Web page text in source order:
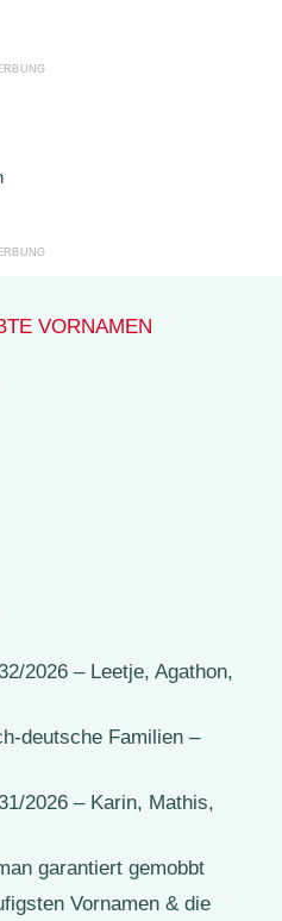
VORNAMEN
2026 – Leetje, Agathon,
deutsche Familien –
2026 – Karin, Mathis,
garantiert gemobbt
Vornamen & die